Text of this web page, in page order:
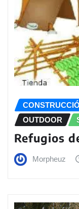
OUTDOOR
Refugios
Morpheuz